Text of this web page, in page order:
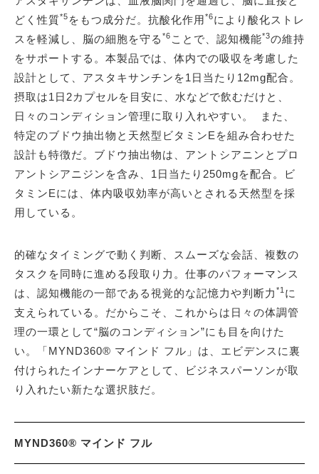
どく性質*5 をもつ成分だ。抗酸化作用*6により酸化ストレ
スを軽減し、脳の細胞を守る *6 ことで、認知機能*3の維持
をサポートする。本製品では、体内での吸収を考慮した
設計として、アスタキサンチンを1日当たり12mg配合。
摂取は1日2カプセルを目安に、水などで飲むだけと、
日々のコンディション管理に取り入れやすい。 また、
特定のブドウ抽出物と天然型ビタミンEを組み合わせた
設計も特徴だ。ブドウ抽出物は、アントシアニンとプロ
アントシアニジンを含み、1日当たり250mgを配合。ビ
タミンEには、体内吸収効率が高いとされる天然型を採
用している。
的確なタイミングで動く判断、スムーズな会話、複数の
タスクを同時に進める段取り力。仕事のパフォーマンス
は、認知機能の一部である視覚的な記憶力や判断力 *1 に
支えられている。だからこそ、これからは日々の体調管
理の一環として“脳のコンディション”にも目を向けた
い。「MYND360® マインド フル」は、エビデンスに裏
付けられたインナーケアとして、ビジネスパーソンが取
り入れたい新たな選択肢だ。
MYND360® マインド フル